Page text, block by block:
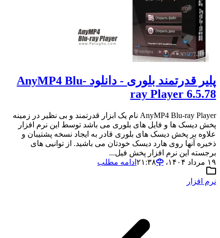
پلیر قدرتمند بلوری - دانلود AnyMP4 Blu-
ray Player 6.5.78
AnyMP4 Blu-ray Player نام یک ابزار قدرتمند و بی نظیر در زمینه
پخش دیسک ها و فایل های بلوری می باشد توسط این نرم افزار
علاوه بر پخش دیسک های بلوری قادر به ایجاد نسخه پشتیبان و
ذخیره آنها روی هارد دیسک خودتان می باشید. از توانیی های
برجسته این نرم افزار پخش فیل...
۱۹ مرداد ۱۴۰۴،‏ ۲۱:۳۸
ادامه مطلب
نرم افزار